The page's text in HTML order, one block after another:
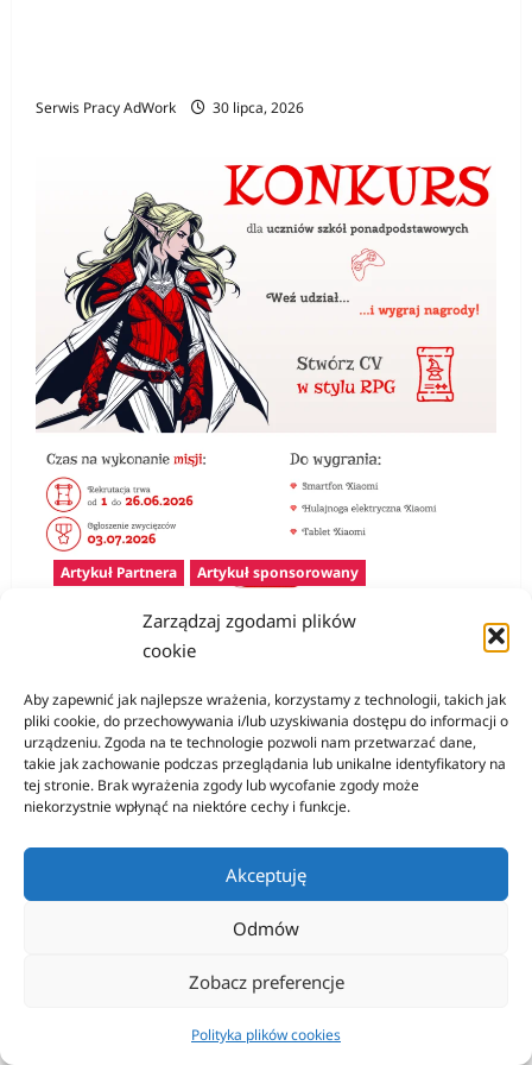
Zarządzaj zgodami plików
cookie
Aby zapewnić jak najlepsze wrażenia, korzystamy z technologii, takich jak
pliki cookie, do przechowywania i/lub uzyskiwania dostępu do informacji o
urządzeniu. Zgoda na te technologie pozwoli nam przetwarzać dane,
takie jak zachowanie podczas przeglądania lub unikalne identyfikatory na
tej stronie. Brak wyrażenia zgody lub wycofanie zgody może
niekorzystnie wpłynąć na niektóre cechy i funkcje.
Akceptuję
Odmów
Zobacz preferencje
Polityka plików cookies
Serwis Pracy AdWork 30 lipca, 2026
Artykuł Partnera Artykuł sponsorowany
Konkurs Gamer CV – pierwszy krok na rynku
Serwis Pracy AdWork 3 czerwca, 2026 0